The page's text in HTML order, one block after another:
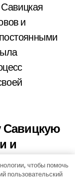
и
Савицкую
и
чтобы помочь
пользовательский